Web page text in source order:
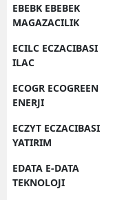
EBEBK EBEBEK
MAGAZACILIK
ECILC ECZACIBASI
ILAC
ECOGR ECOGREEN
ENERJI
ECZYT ECZACIBASI
YATIRIM
EDATA E-DATA
TEKNOLOJI